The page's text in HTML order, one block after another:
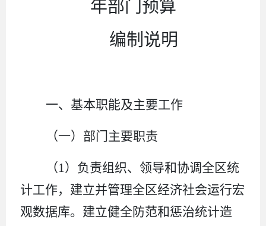
年部门预算
编制说明
一、基本职能及主要工作
（一）部门主要职责
（1 ） 负责组织、领导和协调全区统
计工作，建立并管理全区经济社会运行宏
观数据库。建立健全防范和惩治统计造